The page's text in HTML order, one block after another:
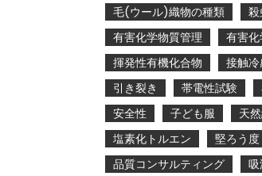
毛(ウール)織物の種類
有害化学物質管理
有害
揮発性有機化合物
接触
引き裂き
帯電性試験
安全性
子ども服 天
塩素化トルエン
堅ろう度
品質コンサルティング